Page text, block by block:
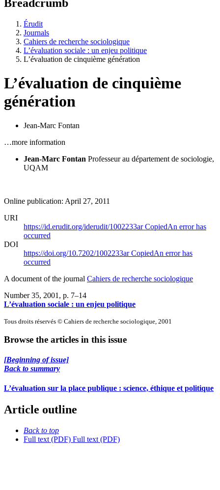
Breadcrumb
Érudit
Journals
Cahiers de recherche sociologique
L’évaluation sociale : un enjeu politique
L’évaluation de cinquième génération
L’évaluation de cinquième
génération
Jean-Marc Fontan
…more information
Jean-Marc Fontan Professeur au département de sociologie,
UQAM
Online publication: April 27, 2011
URI
https://id.erudit.org/iderudit/1002233arCopiedAn error has
occurred
DOI
https://doi.org/10.7202/1002233arCopiedAn error has
occurred
A document of the journal Cahiers de recherche sociologique
Number 35, 2001 , p. 7–14
L’évaluation sociale : un enjeu politique
Tous droits réservés © Cahiers de recherche sociologique, 2001
Browse the articles in this issue
[Beginning of issue]
Back to summary
L’évaluation sur la place publique : science, éthique et politique
Article outline
Back to top
Full text (PDF) Full text (PDF)